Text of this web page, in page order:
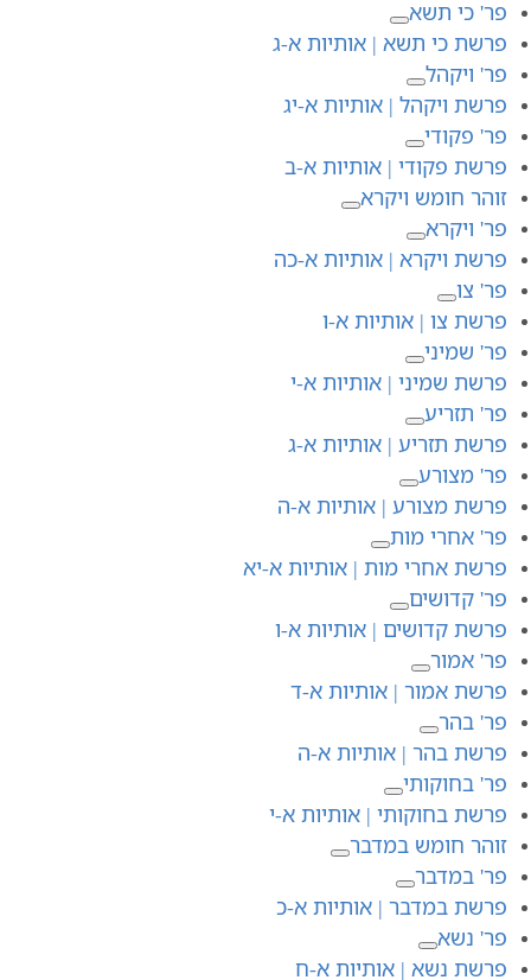
פר' כי תשא
פרשת כי תשא | אותיות א-ג
פר' ויקהל
פרשת ויקהל | אותיות א-יג
פר' פקודי
פרשת פקודי | אותיות א-ב
זוהר חומש ויקרא
פר' ויקרא
פרשת ויקרא | אותיות א-כה
פר' צו
פרשת צו | אותיות א-ו
פר' שמיני
פרשת שמיני | אותיות א-י
פר' תזריע
פרשת תזריע | אותיות א-ג
פר' מצורע
פרשת מצורע | אותיות א-ה
פר' אחרי מות
פרשת אחרי מות | אותיות א-יא
פר' קדושים
פרשת קדושים | אותיות א-ו
פר' אמור
פרשת אמור | אותיות א-ד
פר' בהר
פרשת בהר | אותיות א-ה
פר' בחוקותי
פרשת בחוקותי | אותיות א-י
זוהר חומש במדבר
פר' במדבר
פרשת במדבר | אותיות א-כ
פר' נשא
פרשת נשא | אותיות א-ח